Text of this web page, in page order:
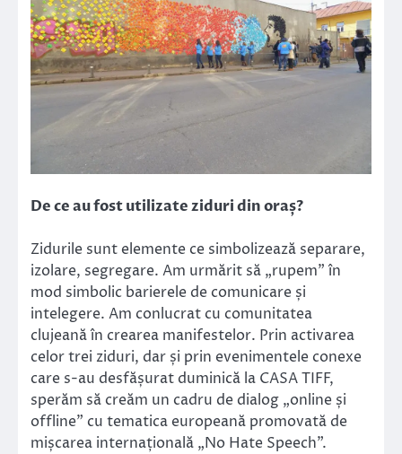
De ce au fost utilizate ziduri din oraș?
Zidurile sunt elemente ce simbolizează separare,
izolare, segregare. Am urmărit să „rupem” în
mod simbolic barierele de comunicare și
intelegere. Am conlucrat cu comunitatea
clujeană în crearea manifestelor. Prin activarea
celor trei ziduri, dar și prin evenimentele conexe
care s-au desfășurat duminică la CASA TIFF,
sperăm să creăm un cadru de dialog „online și
offline” cu tematica europeană promovată de
mișcarea internațională „No Hate Speech”.